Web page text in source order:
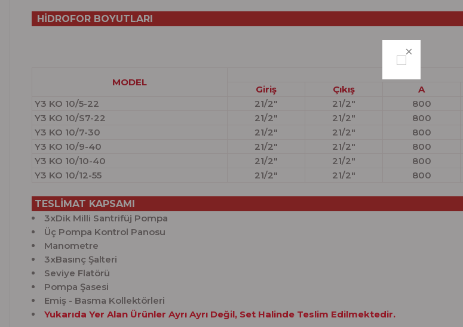
HİDROFOR BOYUTLARI
MODEL
Giriş
Çıkış A
Y3 KO 10/5-22
21/2" 21/2" 800
Y3 KO 10/S7-22
21/2" 21/2" 800
Y3 KO 10/7-30
21/2" 21/2" 800
Y3 KO 10/9-40
21/2" 21/2" 800
Y3 KO 10/10-40
21/2" 21/2" 800
Y3 KO 10/12-55
21/2" 21/2" 800
TESLİMAT KAPSAMI
3xDik Milli Santrifüj Pompa
Üç Pompa Kontrol Panosu
Manometre
3xBasınç Şalteri
Seviye Flatörü
Pompa Şasesi
Emiş - Basma Kollektörleri
Yukarıda Yer Alan Ürünler Ayrı Ayrı Değil, Set Halinde Teslim Edilmektedir.